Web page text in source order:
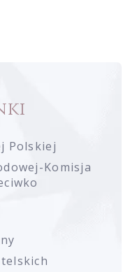
Polskiej
Komisja